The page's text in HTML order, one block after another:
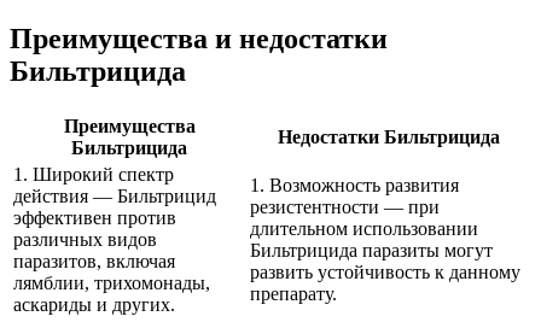
Преимущества и недостатки
Бильтрицида
Преимущества
Бильтрицида
Недостатки Бильтрицида
1. Широкий спектр
действия — Бильтрицид
эффективен против
различных видов
паразитов, включая
лямблии, трихомонады,
аскариды и других.
1. Возможность развития
резистентности — при
длительном использовании
Бильтрицида паразиты могут
развить устойчивость к данному
препарату.